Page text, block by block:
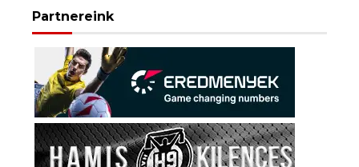
Partnereink